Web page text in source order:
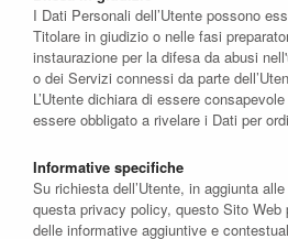
I Dati Personali dell’Utente possono
Titolare in giudizio o nelle fasi
instaurazione per la difesa da abusi
o dei Servizi connessi da parte
L’Utente dichiara di essere
essere obbligato a rivelare i Dati per
Informative specifiche
Su richiesta dell’Utente, in aggiunta
questa privacy policy, questo Sito Web
delle informative aggiuntive e